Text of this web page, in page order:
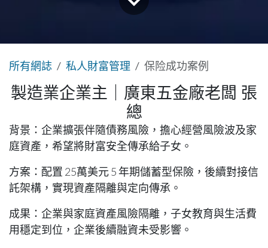
所有網誌 私人財富管理 保险成功案例
製造業企業主｜廣東五金廠老闆 張
總
背景 ：企業擴張伴隨債務風險，擔心經營風險波及家
庭資產，希望將財富安全傳承給子女。
方案 ：配置 25萬美元 5 年期儲蓄型保險，後續對接信
託架構，實現資產隔離與定向傳承。
成果 ：企業與家庭資產風險隔離，子女教育與生活費
用穩定到位，企業後續融資未受影響。